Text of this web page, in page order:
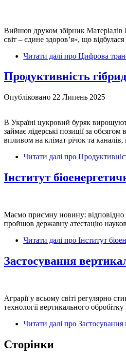
Вийшов друком збірник Матеріалів
світ – єдине здоров’я», що
Читати далі про Цифрова
Продуктивність
Опубліковано 22 Липень 2025
В Україні цукровий буряк
займає лідерські позиції за
впливом на клімат річок та
Читати далі про
Інститут
Маємо приємну новину: відповідно
пройшов державну атестацію
Читати далі про Інститут
Застосування
Аграрії у всьому світі регулярно
технології вертикального обробітку
Читати далі про Застосування
Сторінки